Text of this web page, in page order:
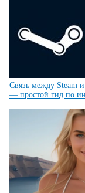
Связь между Steam
— простой гид по